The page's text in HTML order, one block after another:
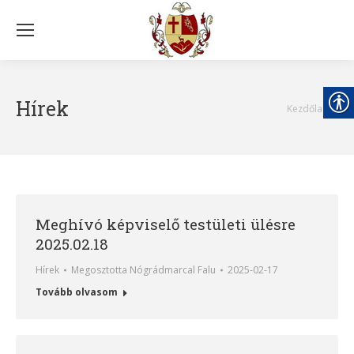
Hírek You are here:
Kezdőlap
Meghívó képviselő testületi ülésre
2025.02.18
Hírek Megosztotta Nógrádmarcal Falu
2025-02-17
Tovább olvasom